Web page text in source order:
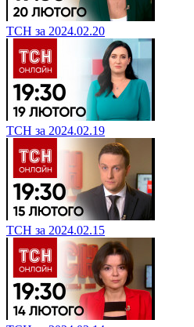
ТСН за 2024.02.20
ТСН за 2024.02.19
ТСН за 2024.02.15